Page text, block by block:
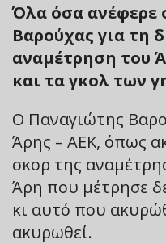
Όλα όσα ανέφερε
Βαρούχας για τη
αναμέτρηση του
και τα γκολ των
Ο Παναγιώτης
Άρης – ΑΕΚ, όπως
σκορ της
Άρη που μέτρησε
κι αυτό που
ακυρωθεί.